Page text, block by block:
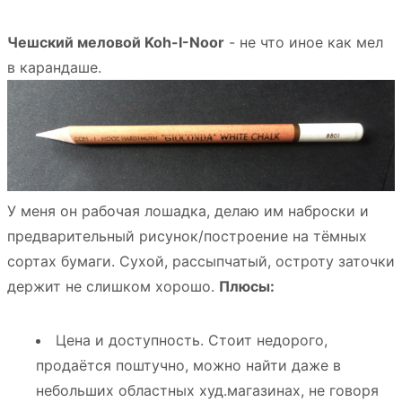
Чешский меловой Koh-I-Noor - не что иное как мел
в карандаше.
У меня он рабочая лошадка, делаю им наброски и
предварительный рисунок/построение на тёмных
сортах бумаги. Сухой, рассыпчатый, остроту заточки
держит не слишком хорошо. Плюсы:
Цена и доступность. Стоит недорого,
продаётся поштучно, можно найти даже в
небольших областных худ.магазинах, не говоря